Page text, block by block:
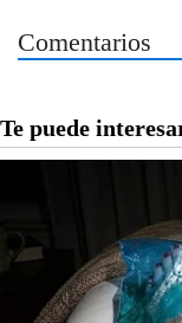
Comentarios